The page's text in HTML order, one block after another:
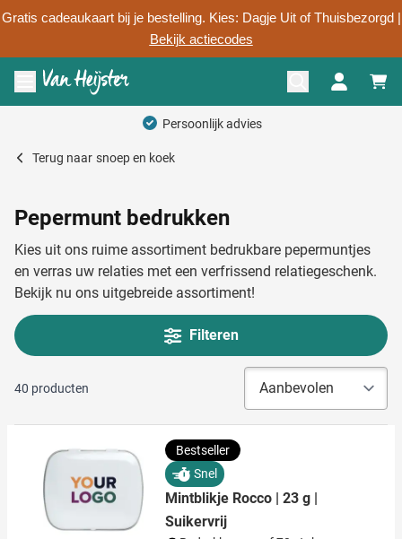
Gratis cadeaukaart bij je bestelling. Kies: Dagje Uit of Thuisbezorgd |
Bekijk actiecodes
Ga naar de inhoud
Menu openen
Persoonlijk advies
Terug naar snoep en koek
Pepermunt bedrukken
Kies uit ons ruime assortiment bedrukbare pepermuntjes
en verras uw relaties met een verfrissend relatiegeschenk.
Bekijk nu ons uitgebreide assortiment!
Filteren
40 producten
Bestseller
Snel
Mintblikje Rocco | 23 g |
Suikervrij